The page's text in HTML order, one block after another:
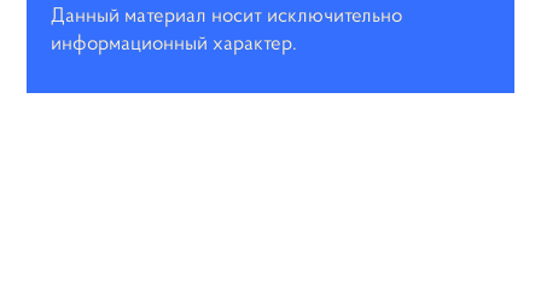
Данный материал носит исключительно
информационный характер.